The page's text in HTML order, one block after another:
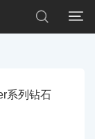


系列钻石